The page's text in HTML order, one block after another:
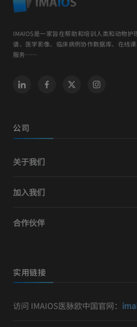
IMAIOS是一家旨在帮助和培训人类和动物护
谱、医学影像、临床病例协作数据库、在线
服务……
公司
关于我们
加入我们
合作伙伴
实用链接
访问 IMAIOS医脉欧中国官网：